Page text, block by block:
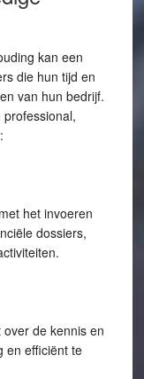
kan een
die hun tijd en
van hun bedrijf.
het invoeren
dossiers,
de kennis en
en efficiënt te